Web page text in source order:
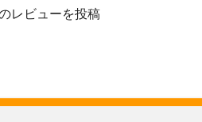
レビューを投稿